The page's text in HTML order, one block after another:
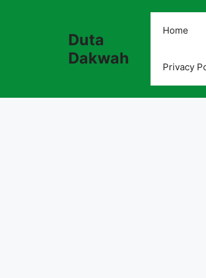
Duta
Dakwah
Home
Privacy